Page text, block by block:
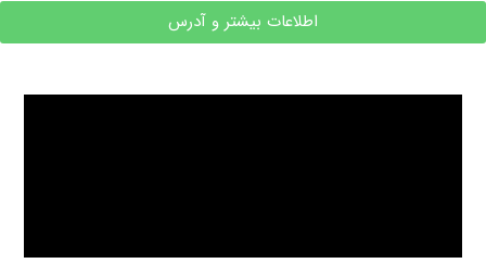
اطلاعات بیشتر و آدرس